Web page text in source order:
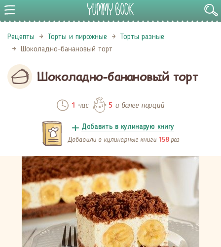
Рецепты Торты и пирожные
Торты разные
Шоколадно-банановый торт
Шоколадно-банановый торт
1 час 5 и более порций
Добавить в кулинарую книгу
Добавили в кулинарные книги 158 раз